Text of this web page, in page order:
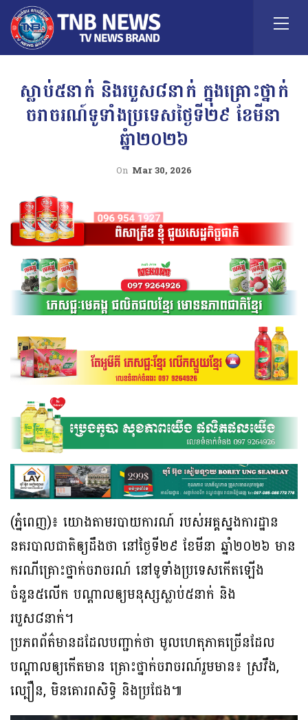
ស្លាប់៥នាក់ និងរបួស៨នាក់ ក្នុងគ្រោះថ្នាក់
ចរាចរណ៍ទូទាំងប្រទេសថ្ងៃទី២៩ ខែមីនា
ឆ្នំា២០២៦
On Mar 30, 2026
(ភ្នំពេញ)៖ យោងតាមរបាយការណ៍ របស់អគ្គស្នងការដ្ឋាន
នគរបាលជាតិឲ្យដឹងថា នៅថ្ងៃទី២៩ ខែមីនា ឆ្នាំ២០២៦ មាន
ករណីគ្រោះថ្នាក់ចរាចរណ៍ នៅទូទាំងប្រទេសកើតឡើង
ចំនួន៥លើក បណ្ដាលឲ្យមនុស្សស្លាប់៥នាក់ និង
របួស៨នាក់។
ប្រភពព័ត៌មានដដែលបញ្ជាក់ថា មូលហេតុភាគច្រើនដែល
បណ្ដាលឲ្យកើតមាន គ្រោះថ្នាក់ចរាចរណ៍រួមមាន៖ ស្រវឹង,
ល្បឿន, មិនគោរពសិទិ្ធ និងប្រជែង៕